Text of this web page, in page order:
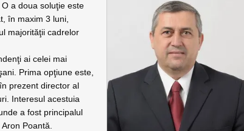
a doua soluţie este
în maxim 3 luni,
majorităţii cadrelor
ai celei mai
Prima opţiune este,
prezent director al
Interesul acestuia
a fost principalul
Poantă.